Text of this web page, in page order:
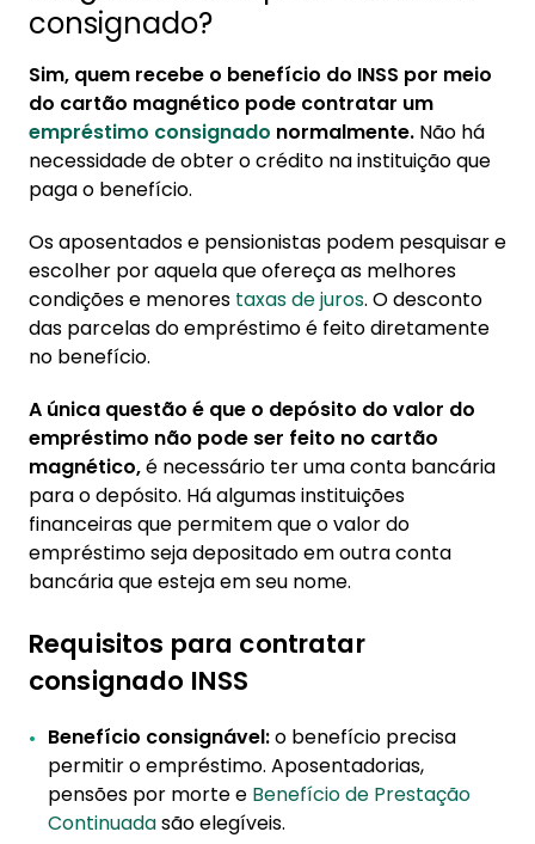
consignado?
Sim, quem recebe o benefício do INSS por meio
do cartão magnético pode contratar um
empréstimo consignado normalmente. Não há
necessidade de obter o crédito na instituição que
paga o benefício.
Os aposentados e pensionistas podem pesquisar e
escolher por aquela que ofereça as melhores
condições e menores taxas de juros. O desconto
das parcelas do empréstimo é feito diretamente
no benefício.
A única questão é que o depósito do valor do
empréstimo não pode ser feito no cartão
magnético,é necessário ter uma conta bancária
para o depósito. Há algumas instituições
financeiras que permitem que o valor do
empréstimo seja depositado em outra conta
bancária que esteja em seu nome.
Requisitos para contratar
consignado INSS
Benefício consignável:o benefício precisa
permitir o empréstimo. Aposentadorias,
pensões por morte e Benefício de Prestação
Continuadasão elegíveis.